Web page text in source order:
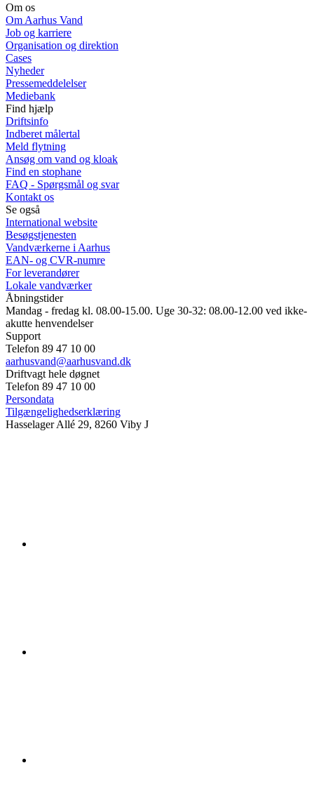
Om os
Om Aarhus Vand
Job og karriere
Organisation og direktion
Cases
Nyheder
Pressemeddelelser
Mediebank
Find hjælp
Driftsinfo
Indberet målertal
Meld flytning
Ansøg om vand og kloak
Find en stophane
FAQ - Spørgsmål og svar
Kontakt os
Se også
International website
Besøgstjenesten
Vandværkerne i Aarhus
EAN- og CVR-numre
For leverandører
Lokale vandværker
Åbningstider
Mandag - fredag kl. 08.00-15.00. Uge 30-32: 08.00-12.00 ved ikke-
akutte henvendelser
Support
Telefon 89 47 10 00
aarhusvand@aarhusvand.dk
Driftvagt hele døgnet
Telefon 89 47 10 00
Persondata
Tilgængelighedserklæring
Hasselager Allé 29, 8260 Viby J